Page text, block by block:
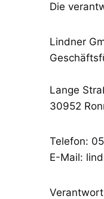
Die
Lindner
Lange
30952
Telefon:
E-Mail: